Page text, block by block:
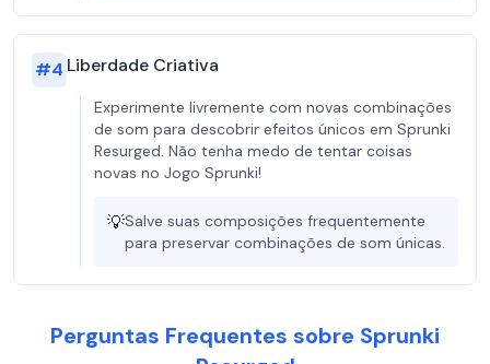
#4 Liberdade Criativa
Experimente livremente com novas combinações
de som para descobrir efeitos únicos em Sprunki
Resurged. Não tenha medo de tentar coisas
novas no Jogo Sprunki!
💡Salve suas composições frequentemente
para preservar combinações de som únicas.
Perguntas Frequentes sobre Sprunki